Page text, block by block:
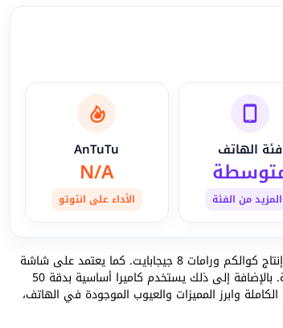
فئة الهاتف
من الفئة
AnTuTu
N/A
الأداء على انتوتو
vivo Y31 5G تم إطلاقه رسميًا في نهاية 2025 ويأتي بمعالج ثماني النواة من إنتاج كوالكم ورامات 8 جيجابايت. كما يعتمد على شاشة
LCD كبيرة 6.68 بوصة وبمعدل تحديث 120 هرتز للحصول على تجربة أكثر سلاسة. بالإضافة إلى ذلك يستخدم كاميرا أساسية بدقة 50
على المواصفات الكاملة وابرز المميزات والعيوب الموجودة في الهاتف،